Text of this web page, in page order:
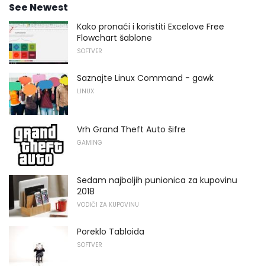
See Newest
Kako pronaći i koristiti Excelove Free
Flowchart šablone
SOFTVER
Saznajte Linux Command - gawk
LINUX
Vrh Grand Theft Auto šifre
GAMING
Sedam najboljih punionica za kupovinu
2018
VODIČI ZA KUPOVINU
Poreklo Tabloida
SOFTVER